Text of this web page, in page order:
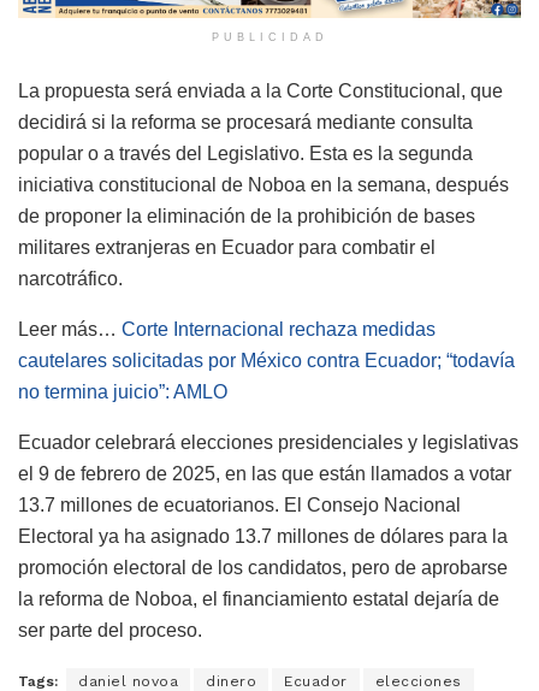
PUBLICIDAD
La propuesta será enviada a la Corte Constitucional, que
decidirá si la reforma se procesará mediante consulta
popular o a través del Legislativo. Esta es la segunda
iniciativa constitucional de Noboa en la semana, después
de proponer la eliminación de la prohibición de bases
militares extranjeras en Ecuador para combatir el
narcotráfico.
Leer más… Corte Internacional rechaza medidas
cautelares solicitadas por México contra Ecuador; “todavía
no termina juicio”: AMLO
Ecuador celebrará elecciones presidenciales y legislativas
el 9 de febrero de 2025, en las que están llamados a votar
13.7 millones de ecuatorianos. El Consejo Nacional
Electoral ya ha asignado 13.7 millones de dólares para la
promoción electoral de los candidatos, pero de aprobarse
la reforma de Noboa, el financiamiento estatal dejaría de
ser parte del proceso.
Tags: daniel novoa dinero Ecuador elecciones